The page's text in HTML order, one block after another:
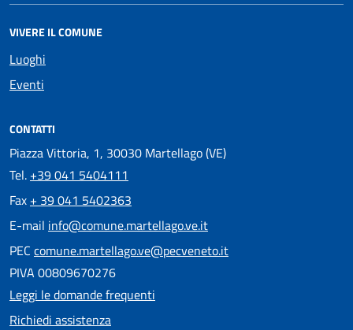
VIVERE IL COMUNE
Luoghi
Eventi
CONTATTI
Piazza Vittoria, 1, 30030 Martellago (VE)
Tel. +39 041 5404111
Fax + 39 041 5402363
E-mail info@comune.martellago.ve.it
PEC comune.martellago.ve@pecveneto.it
PIVA 00809670276
Leggi le domande frequenti
Richiedi assistenza